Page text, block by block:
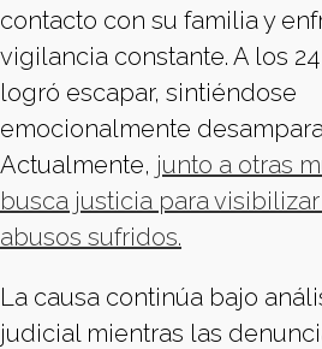
contacto con su familia y
vigilancia constante. A los
logró escapar, sintiéndose
emocionalmente
Actualmente, junto a otras
busca justicia para
abusos sufridos.
La causa continúa bajo
judicial mientras las